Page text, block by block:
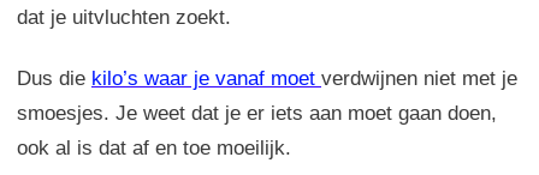
dat je uitvluchten zoekt.
Dus die kilo’s waar je vanaf moet verdwijnen niet met je
smoesjes. Je weet dat je er iets aan moet gaan doen,
ook al is dat af en toe moeilijk.